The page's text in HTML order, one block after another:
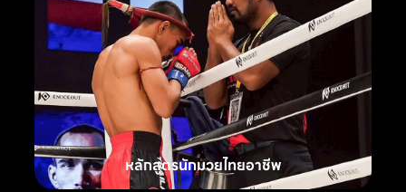
หลักสูตรนักมวยไทยอาชีพ